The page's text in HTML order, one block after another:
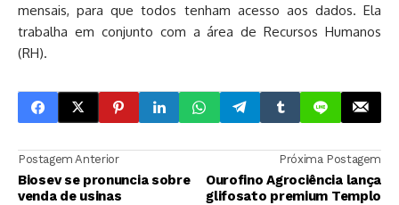
mensais, para que todos tenham acesso aos dados. Ela
trabalha em conjunto com a área de Recursos Humanos
(RH).
Postagem Anterior
Biosev se pronuncia sobre
venda de usinas
Próxima Postagem
Ourofino Agrociência lança
glifosato premium Templo